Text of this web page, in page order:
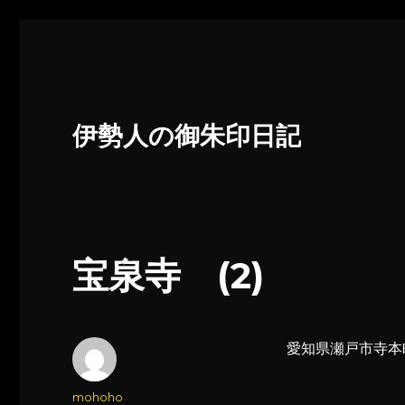
伊勢人の御朱印日記
宝泉寺 (2)
愛知県瀬戸市寺
投
mohoho